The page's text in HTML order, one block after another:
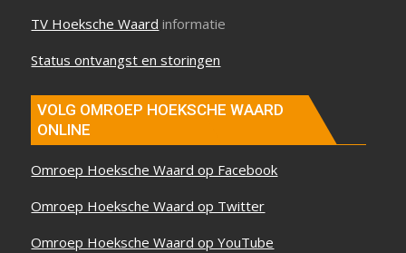
TV Hoeksche Waard informatie
Status ontvangst en storingen
VOLG OMROEP HOEKSCHE WAARD
ONLINE
Omroep Hoeksche Waard op Facebook
Omroep Hoeksche Waard op Twitter
Omroep Hoeksche Waard op YouTube